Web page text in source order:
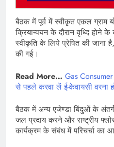
बैठक में पूर्व में स्वीकृत एकल ग्राम
क्रियान्वयन के दौरान वृध्दि होने के
स्वीकृति के लिये प्रेषित की जाना
की गई।
Read More… Gas
से पहले करवा लें ई-केवायसी
बैठक में अन्य एजेण्डा बिंदुओं के
जल प्रदाय करने और राष्ट्रीय
कार्यक्रम के संबंध में परिचर्चा का